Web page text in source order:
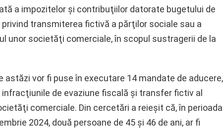
a impozitelor şi contribuţiilor datorate bugetului de
transmiterea fictivă a părţilor sociale sau a
unor societăţi comerciale, în scopul sustragerii de la
astăzi vor fi puse în executare 14 mandate de aducere,
de evaziune fiscală şi transfer fictiv al
comerciale. Din cercetări a reieşit că, în perioada
2024, două persoane de 45 şi 46 de ani, ar fi